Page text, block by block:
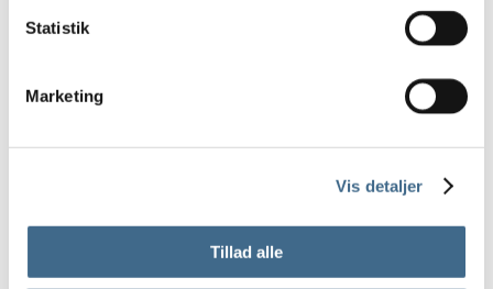
Statistik
Marketing
Vis detaljer
Tillad alle
Jakker og veste